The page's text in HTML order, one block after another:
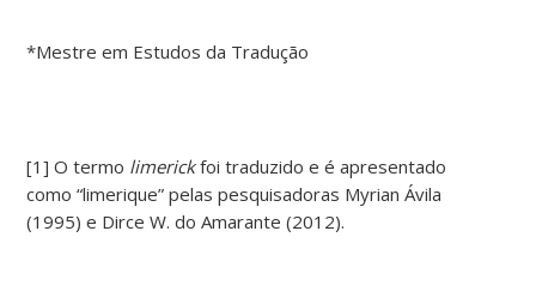
*Mestre em Estudos da Tradução
[1] O termo limerickfoi traduzido e é apresentado
como “limerique” pelas pesquisadoras Myrian Ávila
(1995) e Dirce W. do Amarante (2012).